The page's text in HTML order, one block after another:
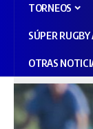
TORNEOS
SÚPER
OTRAS